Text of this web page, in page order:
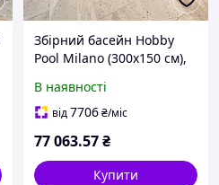
Збірний басейн Hobby
Pool Milano (300х150 см),
Прожектор, дозова
коробка, трансформатор
В наявності
від7706₴/міс
77 063.57₴
Купити